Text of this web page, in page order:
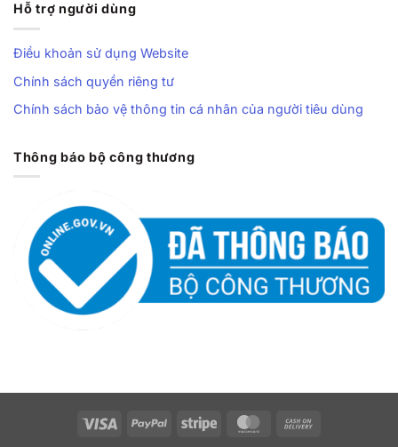
Hỗ trợ người dùng
Điều khoản sử dụng Website
Chính sách quyền riêng tư
Chính sách bảo vệ thông tin cá nhân của người tiêu dùng
Thông báo bộ công thương
Visa PayPal Stripe MasterCard